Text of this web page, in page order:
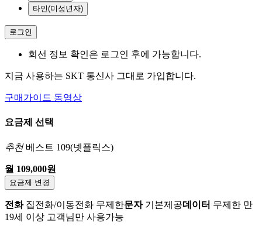
타인(미성년자)
로그인
회선 정보 확인은 로그인 후에 가능합니다.
지금 사용하는 SKT 통신사 그대로 가입합니다.
구매가이드 동영상
요금제 선택
추천 베스트 109(넷플릭스)
월 109,000원
요금제 변경
전화 집전화/이동전화 무제한문자 기본제공데이터 무제한 만
19세 이상 고객님만 사용가능